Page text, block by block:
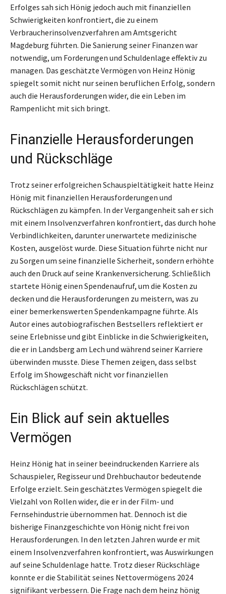
Erfolges sah sich Hönig jedoch auch mit finanziellen
Schwierigkeiten konfrontiert, die zu einem
Verbraucherinsolvenzverfahren am Amtsgericht
Magdeburg führten. Die Sanierung seiner Finanzen war
notwendig, um Forderungen und Schuldenlage effektiv zu
managen. Das geschätzte Vermögen von Heinz Hönig
spiegelt somit nicht nur seinen beruflichen Erfolg, sondern
auch die Herausforderungen wider, die ein Leben im
Rampenlicht mit sich bringt.
Finanzielle Herausforderungen
und Rückschläge
Trotz seiner erfolgreichen Schauspieltätigkeit hatte Heinz
Hönig mit finanziellen Herausforderungen und
Rückschlägen zu kämpfen. In der Vergangenheit sah er sich
mit einem Insolvenzverfahren konfrontiert, das durch hohe
Verbindlichkeiten, darunter unerwartete medizinische
Kosten, ausgelöst wurde. Diese Situation führte nicht nur
zu Sorgen um seine finanzielle Sicherheit, sondern erhöhte
auch den Druck auf seine Krankenversicherung. Schließlich
startete Hönig einen Spendenaufruf, um die Kosten zu
decken und die Herausforderungen zu meistern, was zu
einer bemerkenswerten Spendenkampagne führte. Als
Autor eines autobiografischen Bestsellers reflektiert er
seine Erlebnisse und gibt Einblicke in die Schwierigkeiten,
die er in Landsberg am Lech und während seiner Karriere
überwinden musste. Diese Themen zeigen, dass selbst
Erfolg im Showgeschäft nicht vor finanziellen
Rückschlägen schützt.
Ein Blick auf sein aktuelles
Vermögen
Heinz Hönig hat in seiner beeindruckenden Karriere als
Schauspieler, Regisseur und Drehbuchautor bedeutende
Erfolge erzielt. Sein geschätztes Vermögen spiegelt die
Vielzahl von Rollen wider, die er in der Film- und
Fernsehindustrie übernommen hat. Dennoch ist die
bisherige Finanzgeschichte von Hönig nicht frei von
Herausforderungen. In den letzten Jahren wurde er mit
einem Insolvenzverfahren konfrontiert, was Auswirkungen
auf seine Schuldenlage hatte. Trotz dieser Rückschläge
konnte er die Stabilität seines Nettovermögens 2024
signifikant verbessern. Die Frage nach dem heinz hönig